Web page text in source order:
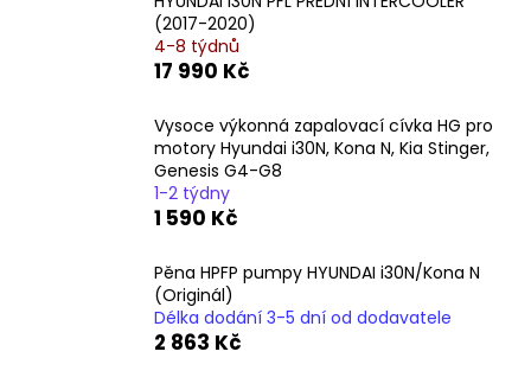
(2017-2020)
4-8 týdnů
17 990 Kč
Vysoce výkonná zapalovací cívka HG pro
motory Hyundai i30N, Kona N, Kia Stinger,
Genesis G4-G8
1-2 týdny
1 590 Kč
Pěna HPFP pumpy HYUNDAI i30N/Kona N
(Originál)
Délka dodání 3-5 dní od dodavatele
2 863 Kč
HLEDAT